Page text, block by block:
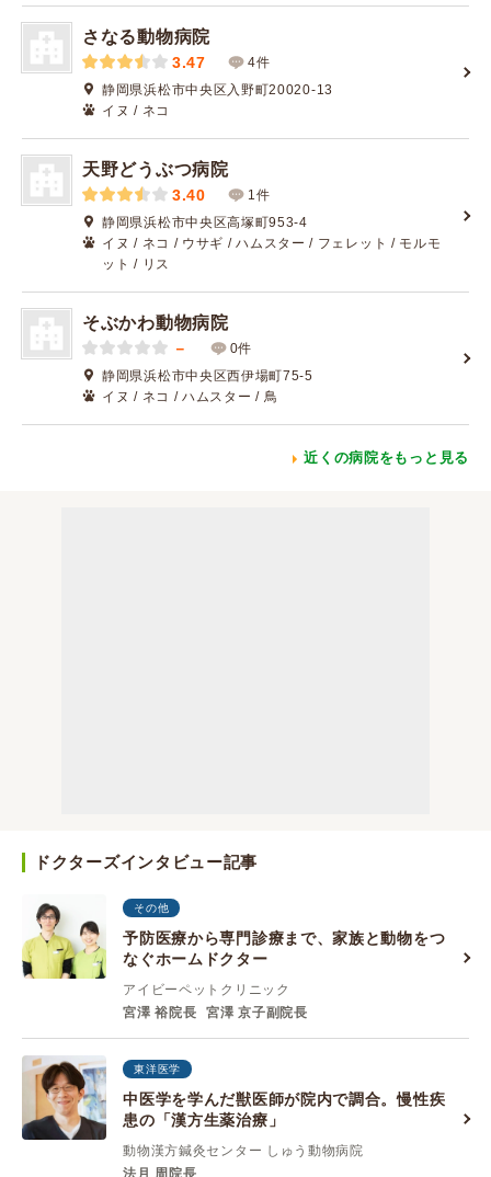
さなる動物病院
3.47
4件
静岡県浜松市中央区入野町20020-13
イヌ / ネコ
天野どうぶつ病院
3.40
1件
静岡県浜松市中央区高塚町953-4
イヌ / ネコ / ウサギ / ハムスター / フェレット / モルモ
ット / リス
そぶかわ動物病院
－
0件
静岡県浜松市中央区西伊場町75-5
イヌ / ネコ / ハムスター / 鳥
近くの病院をもっと見る
ドクターズインタビュー記事
その他
予防医療から専門診療まで、家族と動物をつ
なぐホームドクター
アイビーペットクリニック
宮澤 裕院長
宮澤 京子副院長
東洋医学
中医学を学んだ獣医師が院内で調合。慢性疾
患の「漢方生薬治療」
動物漢方鍼灸センター しゅう動物病院
法月 周院長